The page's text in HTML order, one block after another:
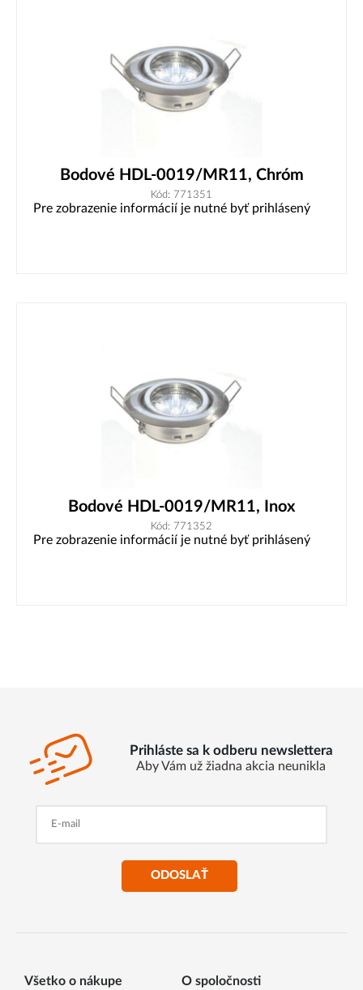
Bodové HDL-0019/MR11, Chróm
Kód: 771351
Pre zobrazenie informácií je nutné byť prihlásený
Bodové HDL-0019/MR11, Inox
Kód: 771352
Pre zobrazenie informácií je nutné byť prihlásený
Prihláste sa k odberu newslettera
Aby Vám už žiadna akcia neunikla
ODOSLAŤ
Všetko o nákupe O spoločnosti